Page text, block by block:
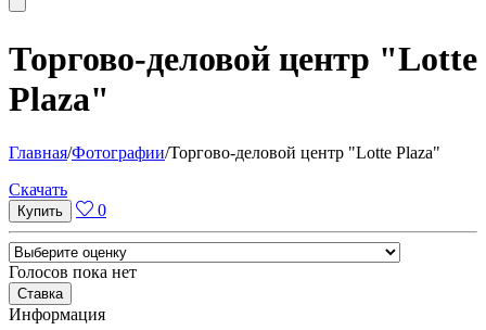
Торгово-деловой центр "Lotte
Plaza"
Главная/Фотографии/Торгово-деловой центр "Lotte Plaza"
Cкачать
0
Голосов пока нет
Информация